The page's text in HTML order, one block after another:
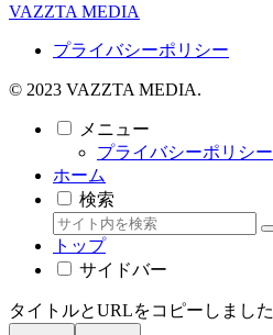
VAZZTA MEDIA
プライバシーポリシー
© 2023 VAZZTA MEDIA.
メニュー
プライバシーポリシー
ホーム
検索
トップ
サイドバー
タイトルとURLをコピーしました